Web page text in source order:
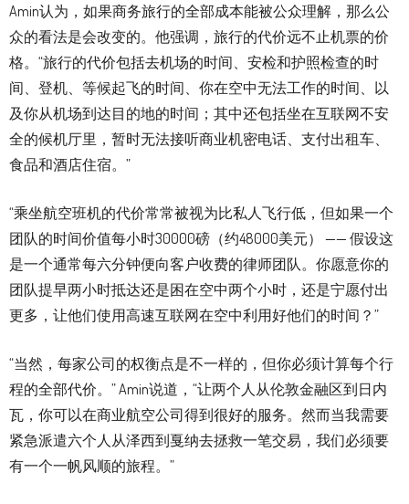
Amin认为，如果商务旅行的全部成本能被公众理解，那么公
众的看法是会改变的。他强调，旅行的代价远不止机票的价
格。“旅行的代价包括去机场的时间、安检和护照检查的时
间、登机、等候起飞的时间、你在空中无法工作的时间、以
及你从机场到达目的地的时间；其中还包括坐在互联网不安
全的候机厅里，暂时无法接听商业机密电话、支付出租车、
食品和酒店住宿。”
“乘坐航空班机的代价常常被视为比私人飞行低，但如果一个
团队的时间价值每小时30000磅（约48000美元） —— 假设这
是一个通常每六分钟便向客户收费的律师团队。你愿意你的
团队提早两小时抵达还是困在空中两个小时，还是宁愿付出
更多，让他们使用高速互联网在空中利用好他们的时间？”
“当然，每家公司的权衡点是不一样的，但你必须计算每个行
程的全部代价。” Amin说道，“让两个人从伦敦金融区到日内
瓦，你可以在商业航空公司得到很好的服务。然而当我需要
紧急派遣六个人从泽西到戛纳去拯救一笔交易，我们必须要
有一个一帆风顺的旅程。”